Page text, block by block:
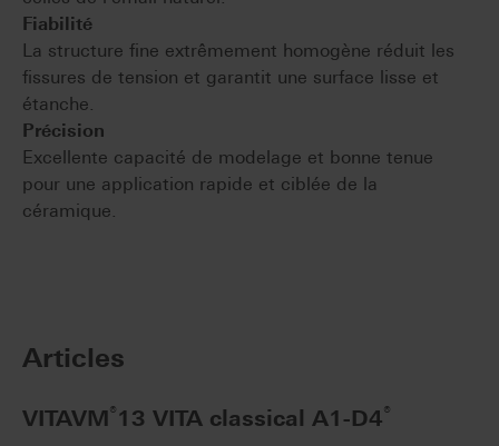
Fiabilité
La structure fine extrêmement homogène réduit les
fissures de tension et garantit une surface lisse et
étanche.
Précision
Excellente capacité de modelage et bonne tenue
pour une application rapide et ciblée de la
céramique.
Articles
VITAVM®13 VITA classical A1-D4®